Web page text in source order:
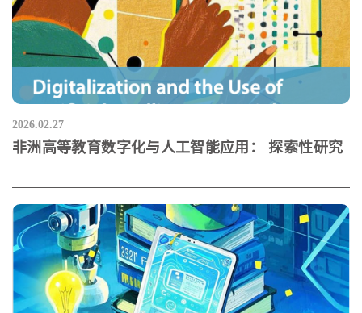
2026.02.27
非洲高等教育数字化与人工智能应用： 探索性研究